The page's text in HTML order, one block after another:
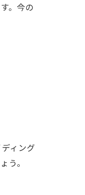
。今の
ィング
う。